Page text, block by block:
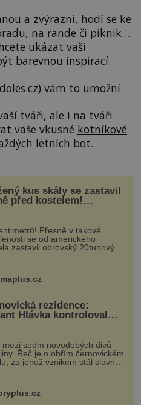
a zvýrazní, hodí se ke
na rande či piknik…
ukázat vaši
barevnou inspirací.
vám to umožní.
tváři, ale i na tváři
vaše vkusné kotníkové
letních bot.
kus skály se zastavil
před kostelem!
ho boží síla?
Přesně v takové
se od amerického
zastavil obrovský 20tunový
rezidence:
Hlávka kontroloval
mezi sedm novodobých divů
Řeč je o obřím černovickém
za jehož vznikem stál slavný
architekt Josef Hlávka. Ten si
dal mimořádně záležet. Jeho
plány by při ...